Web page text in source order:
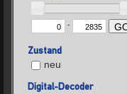
-
Zustand
neu
Digital-Decoder